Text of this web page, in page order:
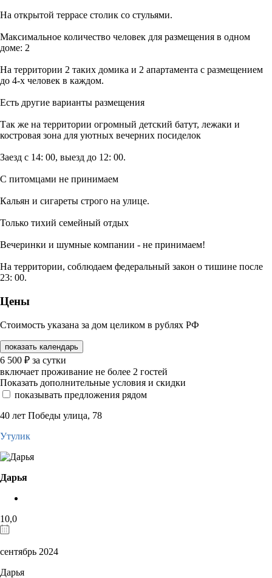
На открытой террасе столик со стульями.
Максимальное количество человек для размещения в одном
доме: 2
На территории 2 таких домика и 2 апартамента с размещением
до 4-х человек в каждом.
Есть другие варианты размещения
Так же на территории огромный детский батут, лежаки и
костровая зона для уютных вечерних посиделок
Заезд с 14: 00, выезд до 12: 00.
С питомцами не принимаем
Кальян и сигареты строго на улице.
Только тихий семейный отдых
Вечеринки и шумные компании - не принимаем!
На территории, соблюдаем федеральный закон о тишине после
23: 00.
Цены
Стоимость указана за дом целиком в рублях РФ
показать календарь
6 500 ₽ за сутки
включает проживание не более 2 гостей
Показать дополнительные условия и скидки
показывать предложения рядом
40 лет Победы улица, 78
Утулик
Дарья
10,0
сентябрь 2024
Дарья